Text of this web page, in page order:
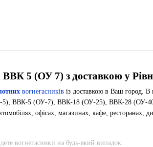
ВВК 5 (ОУ 7) з доставкою у
вогнегасників із доставкою в Ваш город. В
5 (ОУ-7), ВВК-18 (ОУ-25), ВВК-28 (ОУ-40),
офісах, магазинах, кафе, ресторанах,
вогнегасники на будь-який випадок.